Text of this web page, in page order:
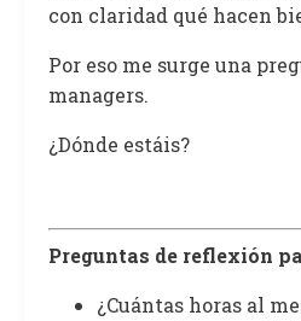
con claridad qué hacen
Por eso me surge una
managers.
¿Dónde estáis?
Preguntas de reflexión
¿Cuántas horas al